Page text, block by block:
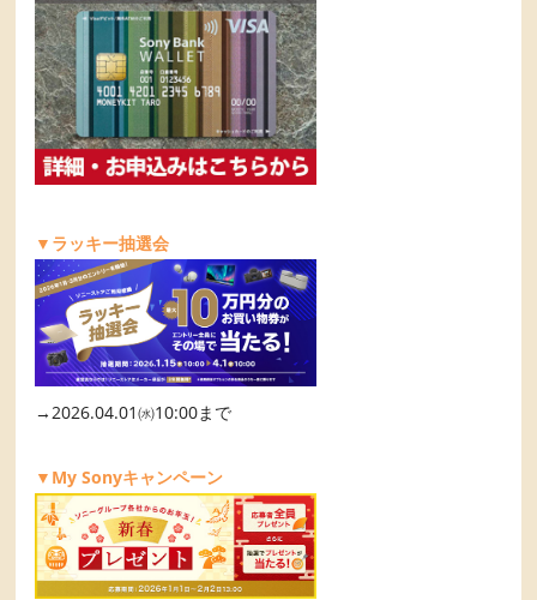
▼ラッキー抽選会
→2026.04.01㈬10:00まで
▼My Sonyキャンペーン